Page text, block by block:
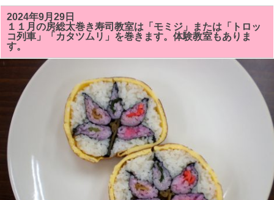
ま
し
た！！
は
月
の
房
総
太
巻
き
教
定
で
す。
体
教
室
も
あ
り
2024年9月29日
１１月の房総太巻き寿司教室は「モミジ」または「トロッ
コ列車」「カタツムリ」を巻きます。体験教室もありま
す。